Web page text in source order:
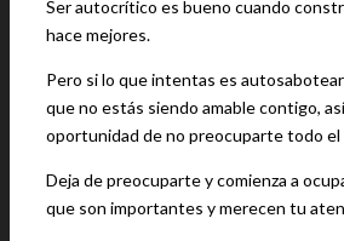
Ser autocrítico es bueno cuando
hace mejores.
Pero si lo que intentas es
que no estás siendo amable contigo,
oportunidad de no preocuparte todo el
Deja de preocuparte y comienza a
que son importantes y merecen tu